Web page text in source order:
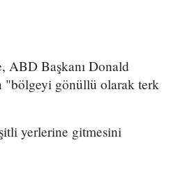
ABD Başkanı Donald
"bölgeyi gönüllü olarak terk
yerlerine gitmesini